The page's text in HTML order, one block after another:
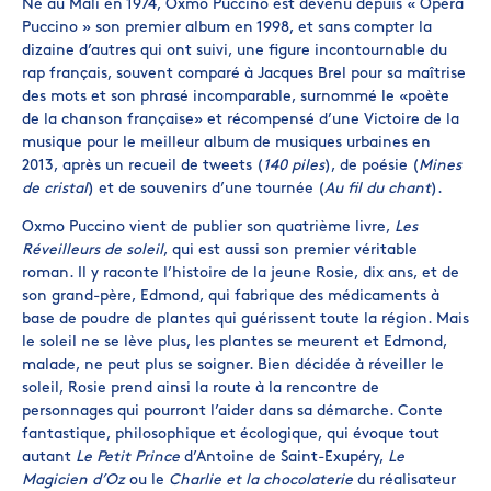
Né au Mali en 1974, Oxmo Puccino est devenu depuis « Opéra
Puccino » son premier album en 1998, et sans compter la
dizaine d’autres qui ont suivi, une figure incontournable du
rap français, souvent comparé à Jacques Brel pour sa maîtrise
des mots et son phrasé incomparable, surnommé le «poète
de la chanson française» et récompensé d’une Victoire de la
musique pour le meilleur album de musiques urbaines en
2013, après un recueil de tweets ( 140 piles), de poésie (Mines
de cristal) et de souvenirs d’une tournée (Au fil du chant).
Oxmo Puccino vient de publier son quatrième livre, Les
Réveilleurs de soleil, qui est aussi son premier véritable
roman. Il y raconte l’histoire de la jeune Rosie, dix ans, et de
son grand-père, Edmond, qui fabrique des médicaments à
base de poudre de plantes qui guérissent toute la région. Mais
le soleil ne se lève plus, les plantes se meurent et Edmond,
malade, ne peut plus se soigner. Bien décidée à réveiller le
soleil, Rosie prend ainsi la route à la rencontre de
personnages qui pourront l’aider dans sa démarche. Conte
fantastique, philosophique et écologique, qui évoque tout
autant Le Petit Prince d’Antoine de Saint-Exupéry, Le
Magicien d’Ozou le Charlie et la chocolaterie du réalisateur